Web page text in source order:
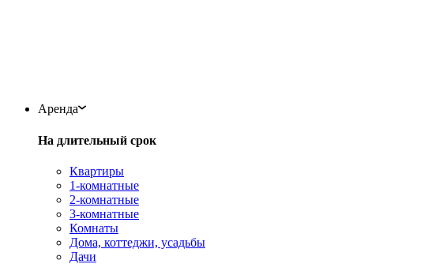
Аренда
На длительный срок
Квартиры
1-комнатные
2-комнатные
3-комнатные
Комнаты
Дома, коттеджи, усадьбы
Дачи